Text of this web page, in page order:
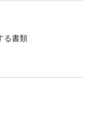
る書類